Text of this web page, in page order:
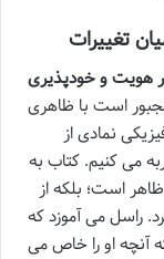
تغییرات
هویت و خودپذیری
است با ظاهری
نمادی از
می کنیم. کتاب به
است؛ بلکه از
راسل می آموزد که
آنچه او را خاص می